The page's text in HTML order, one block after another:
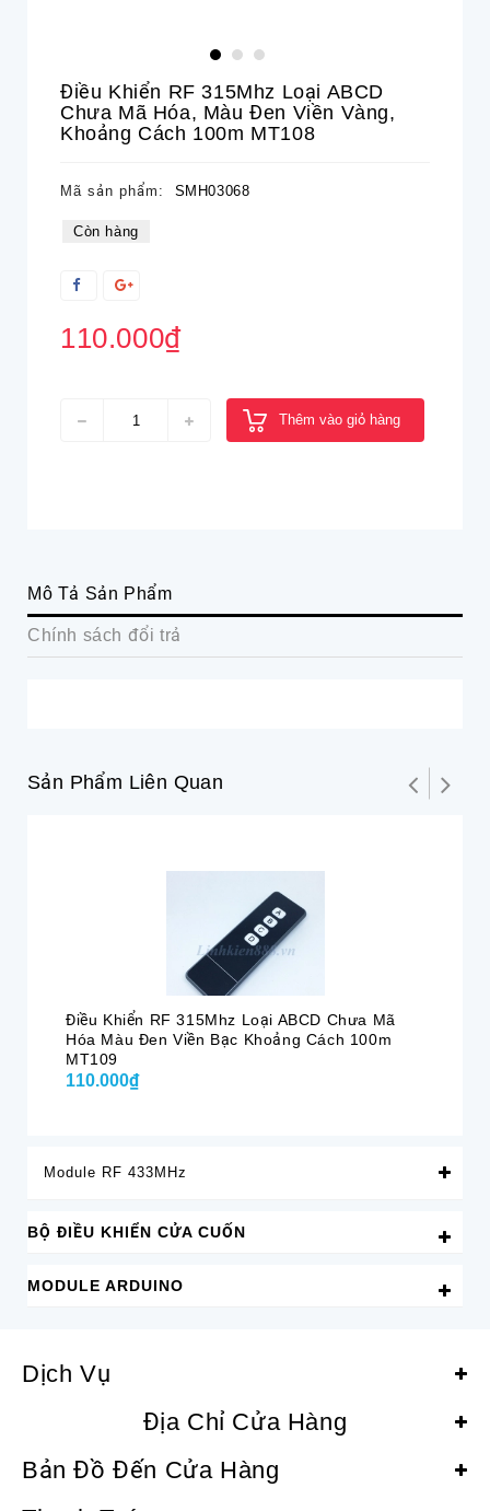
Điều Khiển RF 315Mhz Loại ABCD
Chưa Mã Hóa, Màu Đen Viền Vàng,
Khoảng Cách 100m MT108
Mã sản phẩm: SMH03068
Còn hàng
110.000₫
Thêm vào giỏ hàng
Mô Tả Sản Phẩm
Chính sách đổi trả
Sản Phẩm Liên Quan
Điều Khiển RF 315Mhz Loại ABCD Chưa Mã
Hóa Màu Đen Viền Bạc Khoảng Cách 100m
MT109
110.000₫
Module RF 433MHz
BỘ ĐIỀU KHIỂN CỬA CUỐN
MODULE ARDUINO
Dịch Vụ
Địa Chỉ Cửa Hàng
Bản Đồ Đến Cửa Hàng